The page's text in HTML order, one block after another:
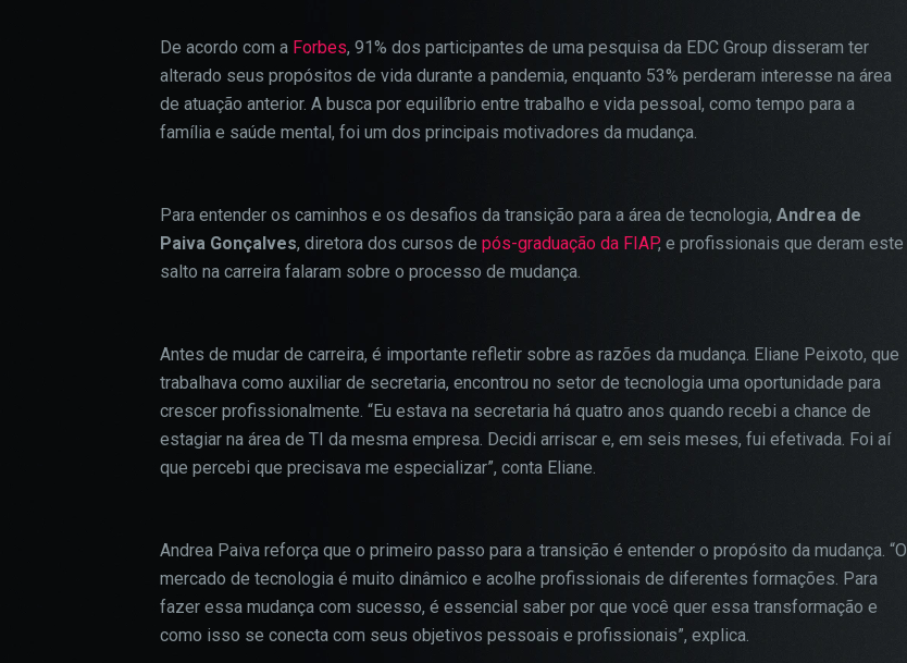
De acordo com a Forbes, 91% dos participantes de uma pesquisa da EDC Group disseram ter
alterado seus propósitos de vida durante a pandemia, enquanto 53% perderam interesse na área
de atuação anterior. A busca por equilíbrio entre trabalho e vida pessoal, como tempo para a
família e saúde mental, foi um dos principais motivadores da mudança.
Para entender os caminhos e os desafios da transição para a área de tecnologia, Andrea de
Paiva Gonçalves, diretora dos cursos de pós-graduação da FIAP, e profissionais que deram este
salto na carreira falaram sobre o processo de mudança.
Antes de mudar de carreira, é importante refletir sobre as razões da mudança. Eliane Peixoto, que
trabalhava como auxiliar de secretaria, encontrou no setor de tecnologia uma oportunidade para
crescer profissionalmente. “Eu estava na secretaria há quatro anos quando recebi a chance de
estagiar na área de TI da mesma empresa. Decidi arriscar e, em seis meses, fui efetivada. Foi aí
que percebi que precisava me especializar”, conta Eliane.
Andrea Paiva reforça que o primeiro passo para a transição é entender o propósito da mudança. “O
mercado de tecnologia é muito dinâmico e acolhe profissionais de diferentes formações. Para
fazer essa mudança com sucesso, é essencial saber por que você quer essa transformação e
como isso se conecta com seus objetivos pessoais e profissionais”, explica.